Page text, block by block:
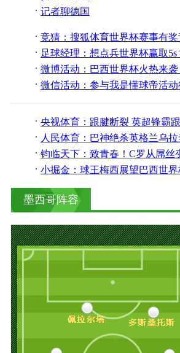
聊巴西损将
记者聊德国
竞猜：搜狐体育世界杯赛事有
iPhone5s手机大奖
足球经理：想点兵世界杯赢取5s
启梦幻经理之旅！
微博活动：巴西世界杯火热来
是伪球迷得手机
微信活动：参与我是懂球帝活
是真球迷看过来
央视体育：跟腱断裂 英超锋霸
确定无缘世界杯
人民体育：巴神绝杀英格兰乌
输球 大跌眼镜
钧临天下：致青春！C罗从屌丝
梅西也曾清新过
小掘金：球王梅西展望巴西世
要夺大力神杯
墨西哥阵容